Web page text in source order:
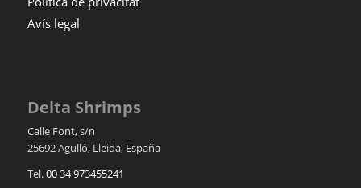
Avís legal
Delta Shrimps
Calle Font, s/n
25692Agulló, Lleida, España
Tel.00 34 973455241